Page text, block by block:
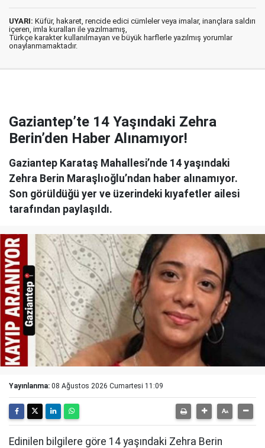
UYARI: Küfür, hakaret, rencide edici cümleler veya imalar, inançlara saldırı
içeren, imla kuralları ile yazılmamış,
Türkçe karakter kullanılmayan ve büyük harflerle yazılmış yorumlar
onaylanmamaktadır.
Gaziantep’te 14 Yaşındaki Zehra
Berin’den Haber Alınamıyor!
Gaziantep Karataş Mahallesi’nde 14 yaşındaki
Zehra Berin Maraşlıoğlu’ndan haber alınamıyor.
Son görüldüğü yer ve üzerindeki kıyafetler ailesi
tarafından paylaşıldı.
Yayınlanma: 08 Ağustos 2026 Cumartesi 11:09
Edinilen bilgilere göre 14 yaşındaki Zehra Berin